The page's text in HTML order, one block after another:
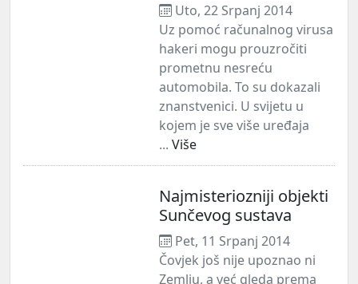
Uto, 22 Srpanj 2014
Uz pomoć računalnog virusa
hakeri mogu prouzročiti
prometnu nesreću
automobila. To su dokazali
znanstvenici. U svijetu u
kojem je sve više uređaja
... Više
Najmisteriozniji objekti
Sunčevog sustava
Pet, 11 Srpanj 2014
Čovjek još nije upoznao ni
Zemlju, a već gleda prema